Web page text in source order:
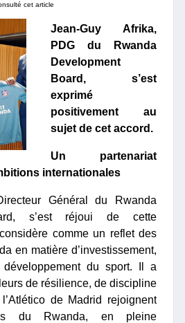
cet article
Jean-Guy Afrika,
PDG du Rwanda
Development
Board, s’est
exprimé
positivement au
sujet de cet accord.
Un partenariat
internationales
Général du Rwanda
s’est réjoui de cette
comme un reflet des
en matière d’investissement,
du sport. Il a
de résilience, de discipline
de Madrid rejoignent
du Rwanda, en pleine